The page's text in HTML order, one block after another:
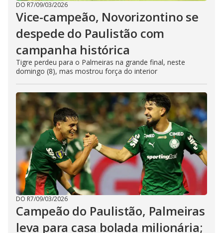
DO R7/09/03/2026
Vice-campeão, Novorizontino se
despede do Paulistão com
campanha histórica
Tigre perdeu para o Palmeiras na grande final, neste
domingo (8), mas mostrou força do interior
DO R7/09/03/2026
Campeão do Paulistão, Palmeiras
leva para casa bolada milionária;